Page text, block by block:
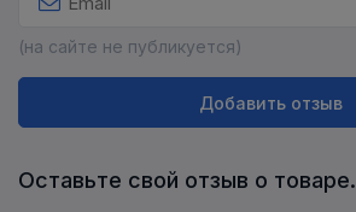
(на сайте не публикуется)
Добавить отзыв
Оставьте свой отзыв о товаре.